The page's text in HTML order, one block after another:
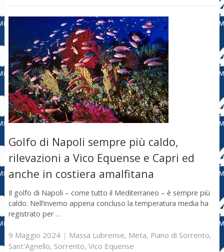
Golfo di Napoli sempre più caldo,
rilevazioni a Vico Equense e Capri ed
anche in costiera amalfitana
Il golfo di Napoli – come tutto il Mediterraneo – è sempre più
caldo. Nell’inverno appena concluso la temperatura media ha
registrato per …
9 Maggio 2024| Massa Lubrense, Meta, Piano di Sorrento,
Sant'Agnello, Sorrento, Vico Equense